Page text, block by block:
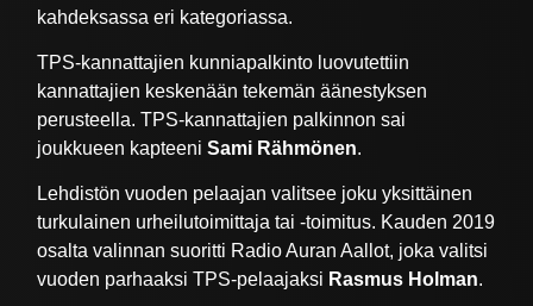
kahdeksassa eri kategoriassa.
TPS-kannattajien kunniapalkinto luovutettiin
kannattajien keskenään tekemän äänestyksen
perusteella. TPS-kannattajien palkinnon sai
joukkueen kapteeniSami Rähmönen.
Lehdistön vuoden pelaajan valitsee joku yksittäinen
turkulainen urheilutoimittaja tai -toimitus. Kauden 2019
osalta valinnan suoritti Radio Auran Aallot, joka valitsi
vuoden parhaaksi TPS-pelaajaksi Rasmus Holman.